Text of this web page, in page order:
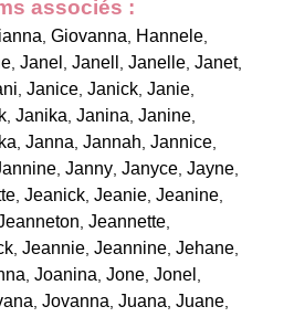
associés :
, Giovanna, Hannele,
, Janel , Janell , Janelle, Janet,
, Janice, Janick, Janie,
, Janika, Janina, Janine,
, Janna, Jannah, Jannice,
, Janny, Janyce, Jayne,
, Jeanick, Jeanie, Jeanine,
, Jeannette,
, Jeannie, Jeannine, Jehane,
, Joanina, Jone, Jonel ,
, Jovanna, Juana, Juane,